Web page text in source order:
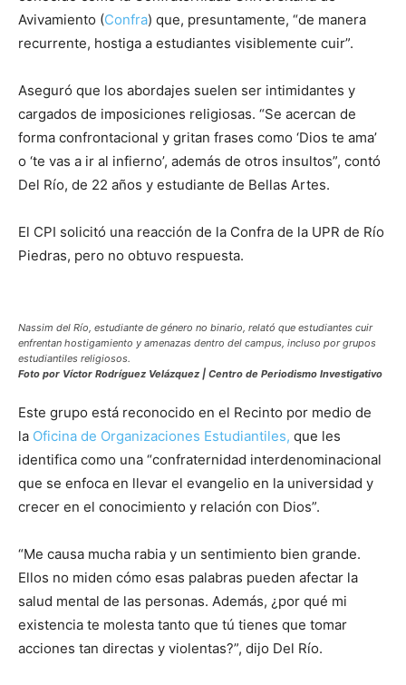
Avivamiento (Confra) que, presuntamente, “de manera
recurrente, hostiga a estudiantes visiblemente cuir”.
Aseguró que los abordajes suelen ser intimidantes y
cargados de imposiciones religiosas. “Se acercan de
forma confrontacional y gritan frases como ‘Dios te ama’
o ‘te vas a ir al infierno’, además de otros insultos”, contó
Del Río, de 22 años y estudiante de Bellas Artes.
El CPI solicitó una reacción de la Confra de la UPR de Río
Piedras, pero no obtuvo respuesta.
Nassim del Río, estudiante de género no binario, relató que estudiantes cuir
enfrentan hostigamiento y amenazas dentro del campus, incluso por grupos
estudiantiles religiosos.
Foto por Víctor Rodríguez Velázquez | Centro de Periodismo Investigativo
Este grupo está reconocido en el Recinto por medio de
la Oficina de Organizaciones Estudiantiles, que les
identifica como una “confraternidad interdenominacional
que se enfoca en llevar el evangelio en la universidad y
crecer en el conocimiento y relación con Dios”.
“Me causa mucha rabia y un sentimiento bien grande.
Ellos no miden cómo esas palabras pueden afectar la
salud mental de las personas. Además, ¿por qué mi
existencia te molesta tanto que tú tienes que tomar
acciones tan directas y violentas?”, dijo Del Río.